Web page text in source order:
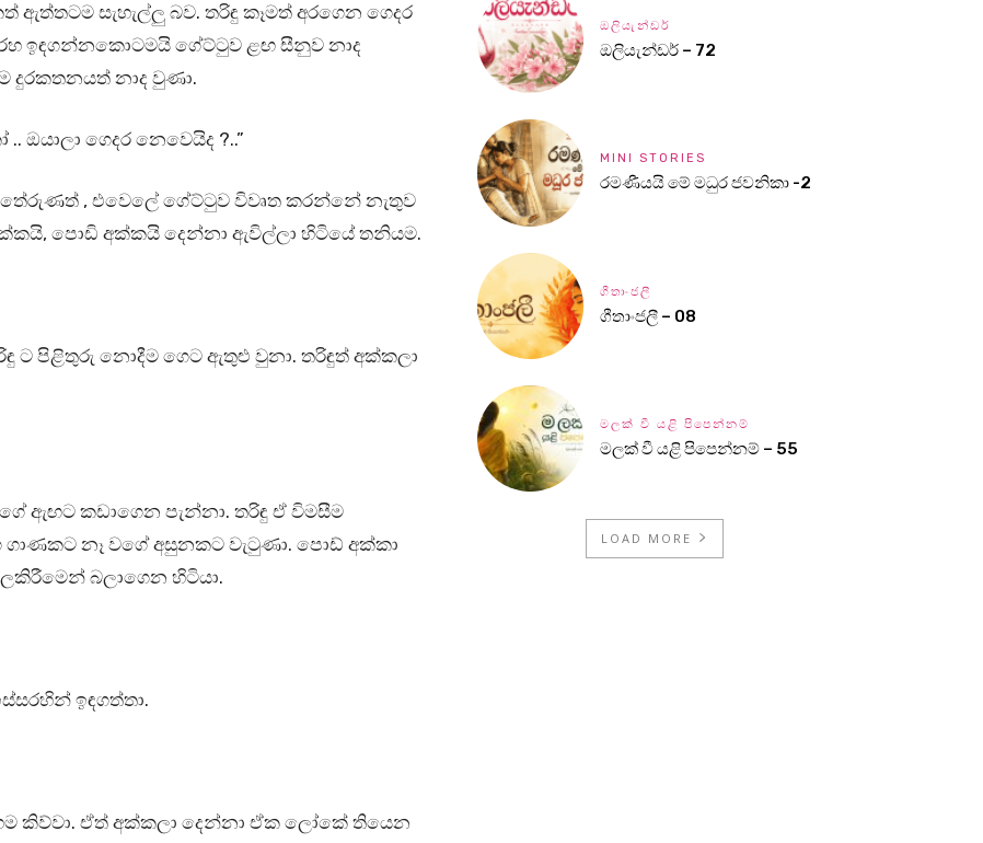
සැහැල්ලු බව. තරිඳු කෑමත් අරගෙන ගෙදර
ඉඳගන්නකොටමයි ගේට්ටුව ළඟ සීනුව නාද
දුරකතනයත් නාද වුණා.
ගෙදර නෙවෙයිද ?..”
, එවෙලේ ගේට්ටුව විවෘත කරන්නේ නැතුව
පොඩි අක්කයි දෙන්නා ඇවිල්ලා හිටියේ තනියම.
ට පිළිතුරු නොදීම ගෙට ඇතුළු වුනා. තරිඳුත් අක්කලා
ඇඟට කඩාගෙන පැන්නා. තරිඳු ඒ විමසීම
නෑ වගේ අසුනකට වැටුණා. පොඩ් අක්කා
බලාගෙන හිටියා.
ඉඳගත්තා.
කිව්වා. ඒත් අක්කලා දෙන්නා ඒක ලෝකේ තියෙන
ඔලියැන්ඩර්
ඔලියැන්ඩර් – 72
MINI STORIES
රමණීයයි මේ මධුර ජවනිකා -2
ගීතාංජලී
ගීතාංජලී – 08
මලක් වී යළි පිපෙන්නම්
මලක් වී යළි පිපෙන්නම් – 55
LOAD MORE